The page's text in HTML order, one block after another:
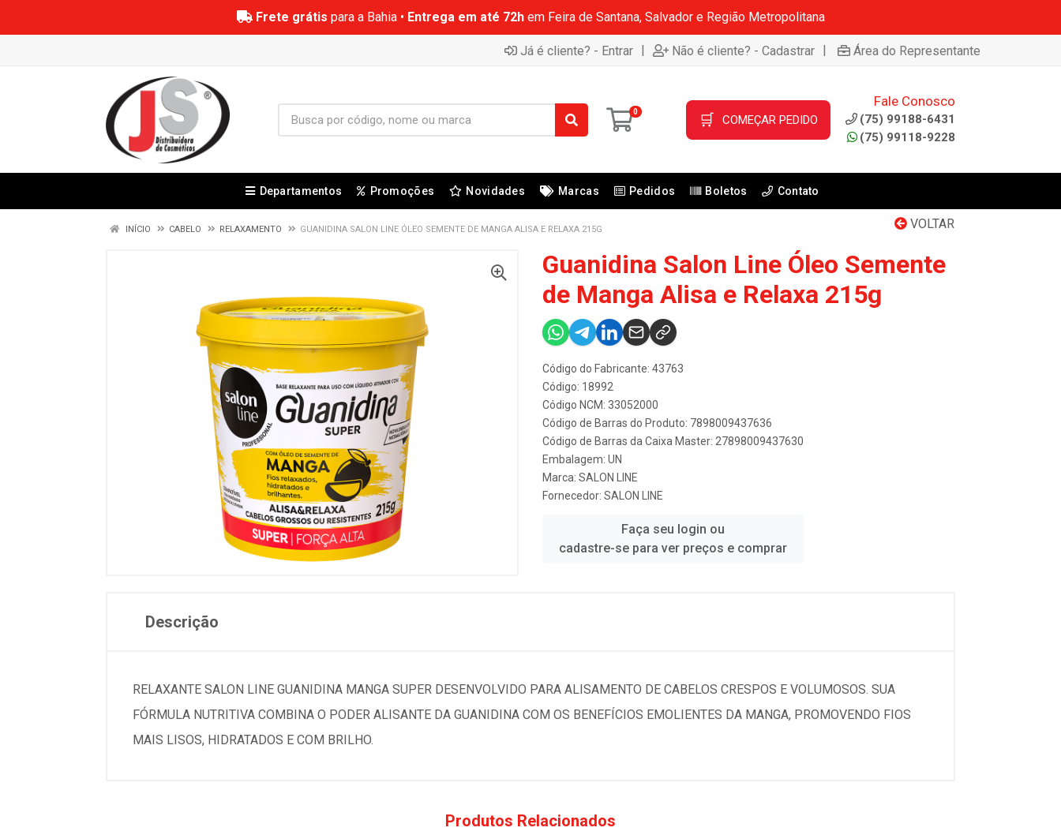
Frete grátis para a Bahia • Entrega em até 72hem Feira de Santana, Salvador e Região Metropolitana
Já é cliente? - Entrar | Não é cliente? - Cadastrar | Área do Representante
0 🛒 COMEÇAR PEDIDO
Fale Conosco
(75) 99188-6431
(75) 99118-9228
Departamentos Promoções Novidades Marcas Pedidos Boletos Contato
VOLTAR
INÍCIO CABELO RELAXAMENTO GUANIDINA SALON LINE ÓLEO SEMENTE DE MANGA ALISA E RELAXA 215G
Guanidina Salon Line Óleo Semente
de Manga Alisa e Relaxa 215g
Código do Fabricante: 43763
Código: 18992
Código NCM: 33052000
Código de Barras do Produto: 7898009437636
Código de Barras da Caixa Master: 27898009437630
Embalagem: UN
Marca: SALON LINE
Fornecedor: SALON LINE
Faça seu login ou
cadastre-se para ver preços e comprar
Descrição
RELAXANTE SALON LINE GUANIDINA MANGA SUPER DESENVOLVIDO PARA ALISAMENTO DE CABELOS CRESPOS E VOLUMOSOS. SUA
FÓRMULA NUTRITIVA COMBINA O PODER ALISANTE DA GUANIDINA COM OS BENEFÍCIOS EMOLIENTES DA MANGA, PROMOVENDO FIOS
MAIS LISOS, HIDRATADOS E COM BRILHO.
Produtos Relacionados